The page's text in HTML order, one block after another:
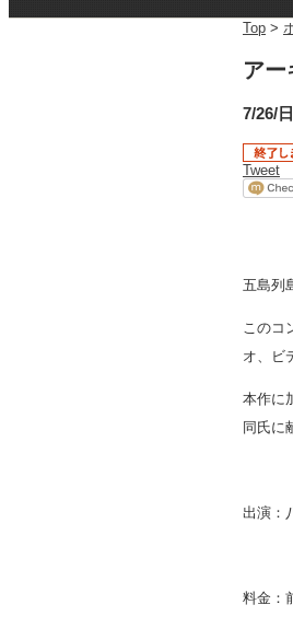
Top >
ア
7/26/
Tweet
五島列
このコ
オ、ビ
本作に
同氏に
出演：
料金：